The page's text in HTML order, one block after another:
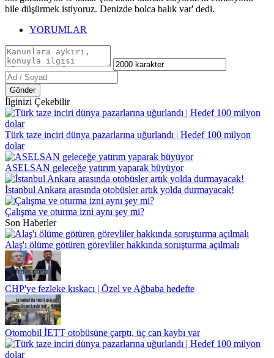
bile düşürmek istiyoruz. Denizde bolca balık var' dedi.
YORUMLAR
Gönder
İlginizi Çekebilir
Türk taze inciri dünya pazarlarına uğurlandı | Hedef 100 milyon
dolar
ASELSAN geleceğe yatırım yaparak büyüyor
İstanbul Ankara arasında otobüsler artık yolda durmayacak!
Çalışma ve oturma izni aynı şey mi?
Son Haberler
Alaş'ı ölüme götüren görevliler hakkında soruşturma açılmalı
CHP'ye fezleke kıskacı | Özel ve Ağbaba hedefte
Otomobil İETT otobüsüne çarptı, üç can kaybı var